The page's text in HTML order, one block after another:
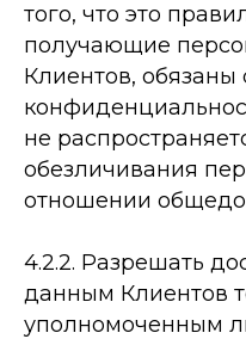
того, что это
получающие
Клиентов,
не
обезличивания
отношении
4.2.2. Разрешать
данным Клиентов
уполномоченным